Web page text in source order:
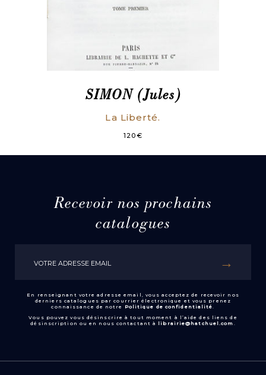
SIMON (Jules)
La Liberté.
120€
Recevoir nos prochains
catalogues
En renseignant votre adresse email, vous acceptez de recevoir nos
derniers catalogues par courrier électronique et vous prenez
connaissance de notre
Politique de confidentialité.
Vous pouvez vous désinscrire à tout moment à l’aide des liens de
désinscription ou en nous contactant à librairie@hatchuel.com .